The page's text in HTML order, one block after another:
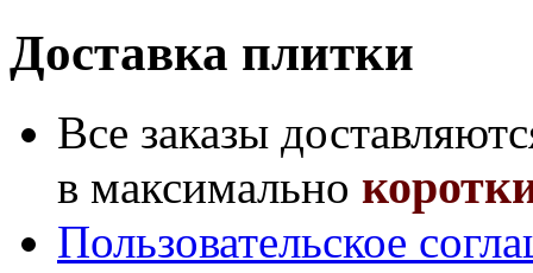
Доставка плитки
Все заказы
в максимально
Пользовательское